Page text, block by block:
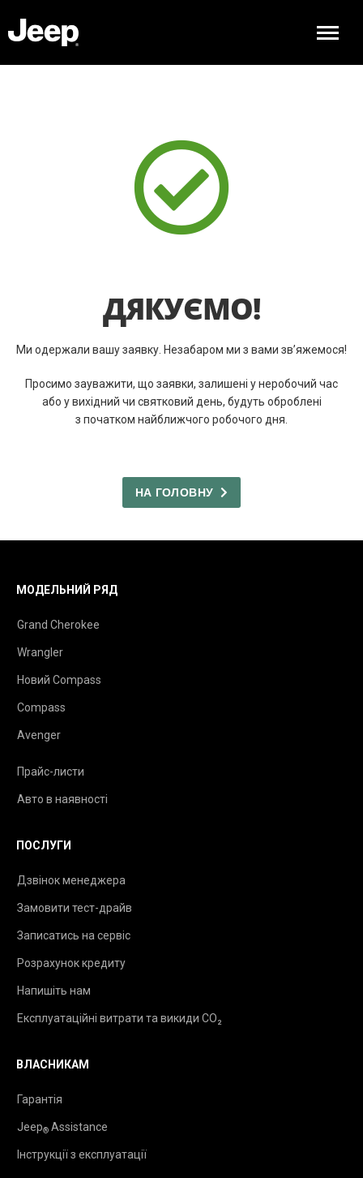
ДЯКУЄМО!
Ми одержали вашу заявку. Незабаром ми з вами зв’яжемося!
Просимо зауважити, що заявки, залишені у неробочий час
або у вихідний чи святковий день, будуть оброблені
з початком найближчого робочого дня.
НА ГОЛОВНУ
МОДЕЛЬНИЙ РЯД
Grand Cherokee
Wrangler
Новий Compass
Compass
Avenger
Прайс-листи
Авто в наявності
ПОСЛУГИ
Дзвінок менеджера
Замовити тест-драйв
Записатись на сервіс
Розрахунок кредиту
Напишіть нам
Експлуатаційні витрати та викиди CO₂
ВЛАСНИКАМ
Гарантія
Jeep® Assistance
Інструкції з експлуатації